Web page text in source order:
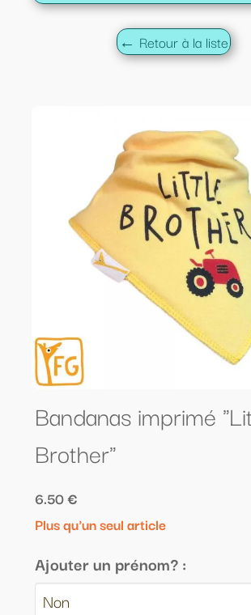
← Retour à la liste
Bandanas imprimé
Brother"
6.50 €
Plus qu'un seul article
Ajouter un prénom? :